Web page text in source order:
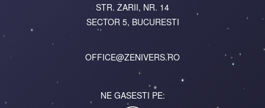
STR. ZARII, NR. 14
SECTOR 5, BUCURESTI
OFFICE@ZENIVERS.RO
NE GASESTI PE: